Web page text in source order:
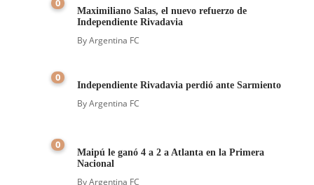
0
Maximiliano Salas, el nuevo refuerzo de
Independiente Rivadavia
ByArgentina FC
0
Independiente Rivadavia perdió ante Sarmiento
ByArgentina FC
0
Maipú le ganó 4 a 2 a Atlanta en la Primera
Nacional
ByArgentina FC